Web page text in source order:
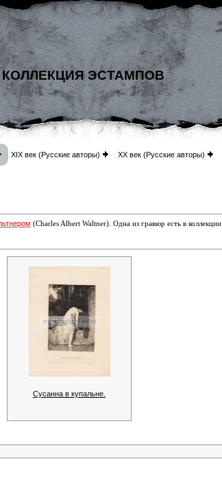
ЭСТАМПОВ
XIX век (Русские авторы) XX век (Русские авторы)
(Charles Albert Waltner) Одна из гравюр есть в коллекции
Сусанна в купальне.